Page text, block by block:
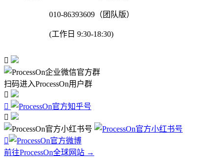
010-86393609（团队版）
(工作日 9:30-18:30)

扫码进入ProcessOn用户群




前往ProcessOn全球网站 →